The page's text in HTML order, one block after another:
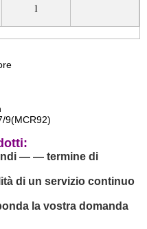
1
— — termine di
di un servizio continuo
la vostra domanda